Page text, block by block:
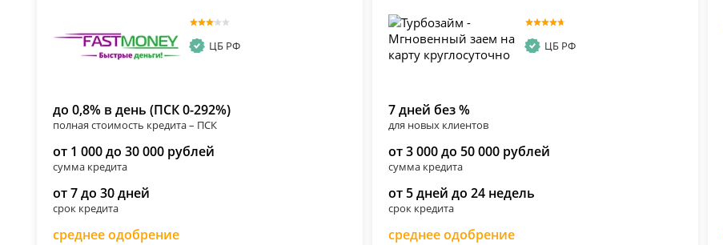
ЦБ РФ
до 0,8% в день (ПСК 0-292%)
полная стоимость кредита – ПСК
от 1 000 до 30 000 рублей
сумма кредита
от 7 до 30 дней
срок кредита
среднее одобрение
ЦБ РФ
7 дней без %
для новых клиентов
от 3 000 до 50 000 рублей
сумма кредита
от 5 дней до 24 недель
срок кредита
среднее одобрение